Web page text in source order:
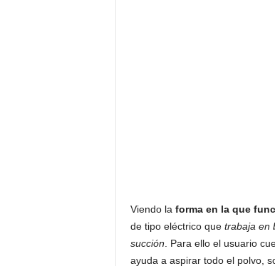
Viendo la forma en la que
de tipo eléctrico que trabaja en
succión . Para ello el usuario
ayuda a aspirar todo el polvo,